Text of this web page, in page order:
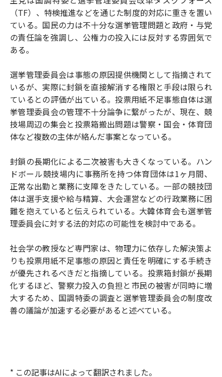
（TF）、特検推進などを通じた制度的対応に重きを置い
ている。国民の力は不十分な選挙管理問題と政府・与党
の責任論を強調し、公権力の投入には反対する雰囲気で
ある。
選挙管理委員会は事態の原因提供機関として指摘されて
いるが、実際に封鎖を直接解消する権限と手段は限られ
ているとの評価が出ている。投票用紙不足事態自体は選
挙管理委員会の管理不十分論争に繋がったが、現在、競
技場周辺の集会と投票箱搬出問題は警察・国会・体育団
体など複数の主体が絡んだ事案となっている。
封鎖の長期化による二次被害も大きくなっている。ハン
ドボール競技場内に事務所を持つ体育団体は1ヶ月間、
正常な出勤と業務に支障をきたしている。一部の競技団
体は選手支援や給与精算、大会運営などの行政業務に困
難を抱えていると伝えられている。大韓体育会も選挙管
理委員会に対する法的対応の可能性を検討中である。
社会学の教授など専門家は、物理力に依存した解決策よ
りも投票用紙不足事態の原因と責任を明確にする手続き
が優先されるべきだと指摘している。投票箱封鎖が長期
化するほど、警察力投入の負担と市民の被害が同時に増
大するため、国調特委の調査と選挙管理委員会の制度改
善の議論が加速する必要があると述べている。
* この記事はAIによって翻訳されました。